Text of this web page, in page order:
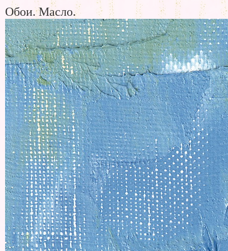
Обои. Масло.